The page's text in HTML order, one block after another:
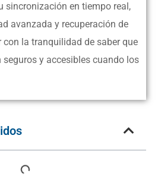
sincronización en tiempo real,
avanzada y recuperación de
la tranquilidad de saber que
y accesibles cuando los